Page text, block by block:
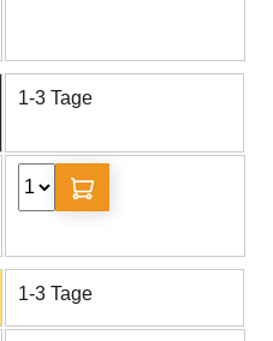
1-3 Tage
1-3 Tage